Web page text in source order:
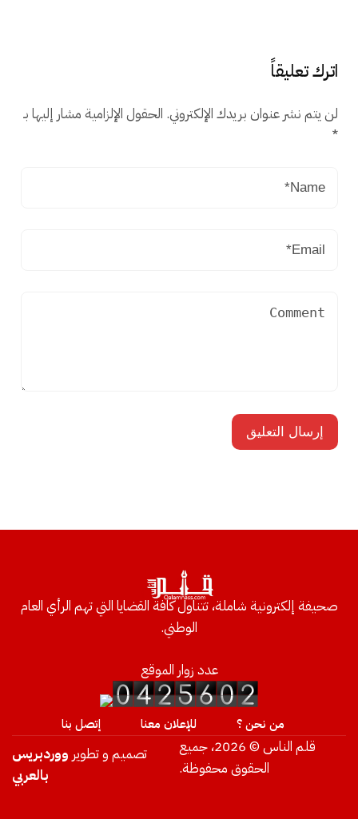
اترك تعليقاً
لن يتم نشر عنوان بريدك الإلكتروني. الحقول الإلزامية مشار إليها بـ
*
صحيفة إلكترونية شاملة، تتناول كافة القضايا التي تهم الرأي العام
الوطني.
عدد زوار الموقع
من نحن ؟ للإعلان معنا إتصل بنا
قلم الناس © 2026، جميع
الحقوق محفوظة.
تصميم و تطوير ووردبريس
بالعربي